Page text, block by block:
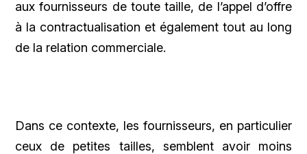
aux fournisseurs de toute taille, de l’appel d’offre
à la contractualisation et également tout au long
de la relation commerciale.
Dans ce contexte, les fournisseurs, en particulier
ceux de petites tailles, semblent avoir moins